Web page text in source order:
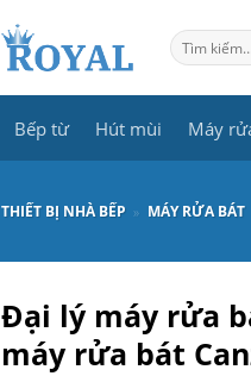
Tìm
kiếm:
Bếp từ Hút mùi Máy
THIẾT BỊ NHÀ BẾP » MÁY RỬA BÁT
Đại lý máy rửa
máy rửa bát